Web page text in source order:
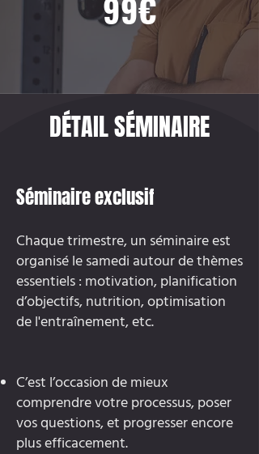
99€
DÉTAIL SÉMINAIRE
Séminaire exclusif
Chaque trimestre, un séminaire est
organisé le samedi autour de thèmes
essentiels : motivation, planification
d’objectifs, nutrition, optimisation
de l'entraînement, etc.
C’est l’occasion de mieux
comprendre votre processus, poser
vos questions, et progresser encore
plus efficacement.